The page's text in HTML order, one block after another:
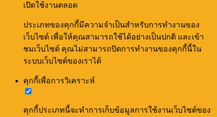
เปิดใช้งานตลอด
ประเภทของคุกกี้มีความจำเป็นสำหรับการทำงานของ
เว็บไซต์ เพื่อให้คุณสามารถใช้ได้อย่างเป็นปกติ และเข้า
ชมเว็บไซต์ คุณไม่สามารถปิดการทำงานของคุกกี้นี้ใน
ระบบเว็บไซต์ของเราได้
คุกกี้เพื่อการวิเคราะห์
คุกกี้ประเภทนี้จะทำการเก็บข้อมูลการใช้งานเว็บไซต์ของ